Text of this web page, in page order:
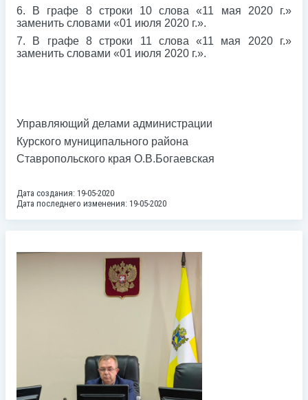
6. В графе 8 строки 10 слова «11 мая 2020 г.»
заменить словами «01 июля 2020 г.».
7. В графе 8 строки 11 слова «11 мая 2020 г.»
заменить словами «01 июля 2020 г.».
Управляющий делами администрации
Курского муниципального района
Ставропольского края О.В.Богаевская
Дата создания: 19-05-2020
Дата последнего изменения: 19-05-2020